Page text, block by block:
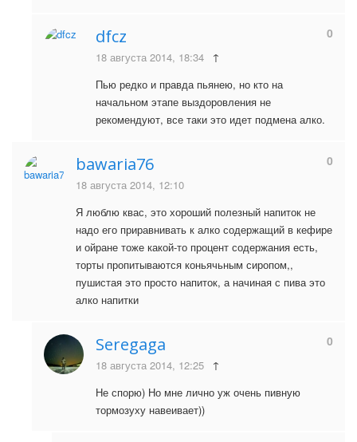
dfcz
18 августа 2014, 18:34 ↑
0
Пью редко и правда пьянею, но кто на
начальном этапе выздоровления не
рекомендуют, все таки это идет подмена алко.
bawaria76
18 августа 2014, 12:10
0
Я люблю квас, это хороший полезный напиток не
надо его приравнивать к алко содержащий в кефире
и ойране тоже какой-то процент содержания есть,
торты пропитываются коньячьным сиропом,,
пушистая это просто напиток, а начиная с пива это
алко напитки
Seregaga
18 августа 2014, 12:25 ↑
0
Не спорю) Но мне лично уж очень пивную
тормозуху навеивает))